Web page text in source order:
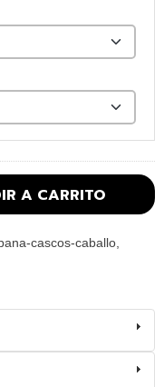
A CARRITO
cascos-caballo